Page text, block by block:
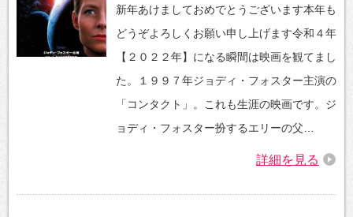
新年あけましておめでとうございます本年も
どうぞよろしくお願い申し上げます令和４年
【２０２２年】になる瞬間は映画を観てまし
た。１９９７年ジョディ・フォスター主演の
「コンタクト」。これも生涯の映画です。ジ
ョディ・フォスター扮するエリーの父…
詳細を見る